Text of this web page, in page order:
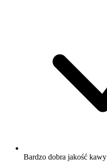
Bardzo dobra jakość kawy